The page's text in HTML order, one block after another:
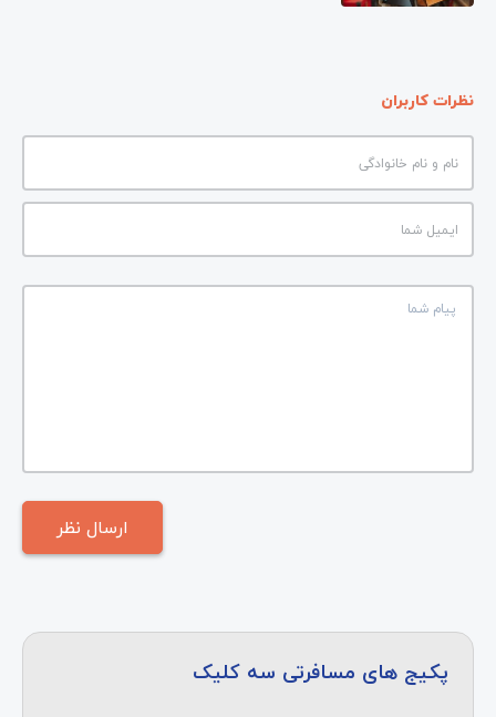
نظرات کاربران
پکیج های مسافرتی سه کلیک